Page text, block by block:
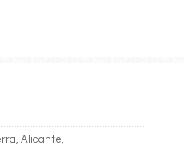
Alicante,